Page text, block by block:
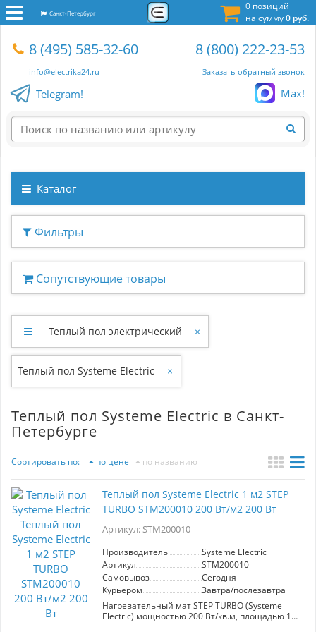
0 позиций
на сумму0 руб.
Санкт-Петербург
8 (495) 585-32-60
info@electrika24.ru
8 (800) 222-23-53
Заказать обратный звонок
Telegram! Max!
Каталог
Фильтры
Сопутствующие товары
Теплый пол электрический ×
Теплый пол Systeme Electric ×
Теплый пол Systeme Electric в Санкт-
Петербурге
Сортировать по: по цене по названию
Теплый пол Systeme Electric 1 м2 STEP
TURBO STM200010 200 Вт/м2 200 Вт
Артикул: STM200010
Производитель
Systeme Electric
Артикул
STM200010
Самовывоз
Сегодня
Курьером
Завтра/послезавтра
Нагревательный мат STEP TURBO (Systeme
Electric) мощностью 200 Вт/кв.м, площадью 1